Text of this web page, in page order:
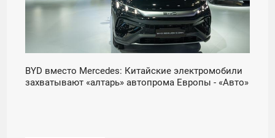
BYD вместо Mercedes: Китайские электромобили
захватывают «алтарь» автопрома Европы - «Авто»